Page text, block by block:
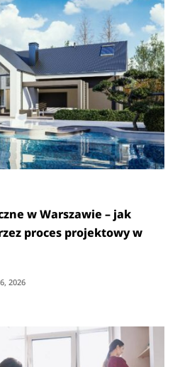
w Warszawie – jak
proces projektowy w
2026